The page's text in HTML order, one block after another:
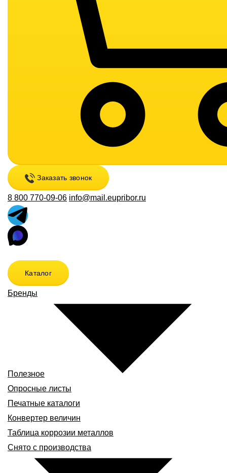
Заказать звонок
8 800 770-09-06 info@mail.eupribor.ru
Каталог
Бренды
Полезное
Опросные листы
Печатные каталоги
Конвертер величин
Таблица коррозии металлов
Снято с производства